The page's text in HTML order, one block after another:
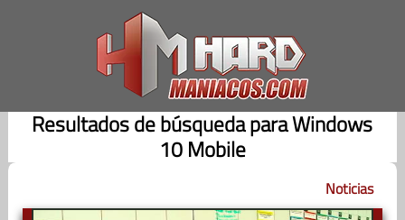
Resultados de búsqueda para Windows
10 Mobile
Noticias